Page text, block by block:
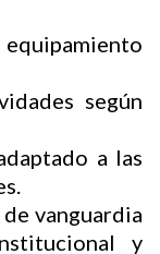
según
a las
vanguardia
y